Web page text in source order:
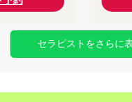
セラピストをさらに